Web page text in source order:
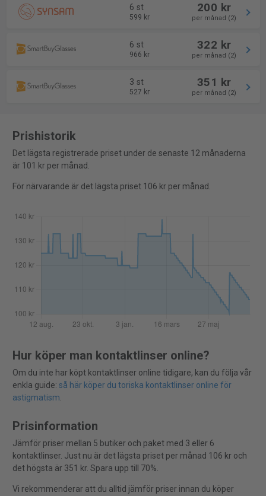
6 st
599 kr
200 kr
per månad (2)
6 st
966 kr
322 kr
per månad (2)
3 st
527 kr
351 kr
per månad (2)
Prishistorik
Det lägsta registrerade priset under de senaste 12 månaderna
är 101 kr per månad.
För närvarande är det lägsta priset 106 kr per månad.
Hur köper man kontaktlinser online?
Om du inte har köpt kontaktlinser online tidigare, kan du följa vår
enkla guide: så här köper du toriska kontaktlinser online för
astigmatism.
Prisinformation
Jämför priser mellan 5 butiker och paket med 3 eller 6
kontaktlinser. Just nu är det lägsta priset per månad 106 kr och
det högsta är 351 kr. Spara upp till 70%.
Vi rekommenderar att du alltid jämför priser innan du köper